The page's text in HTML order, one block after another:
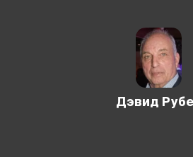
Дэвид